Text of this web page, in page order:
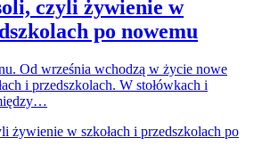
czyli żywienie w
po nowemu
Od września wchodzą w życie nowe
i przedszkolach. W stołówkach i